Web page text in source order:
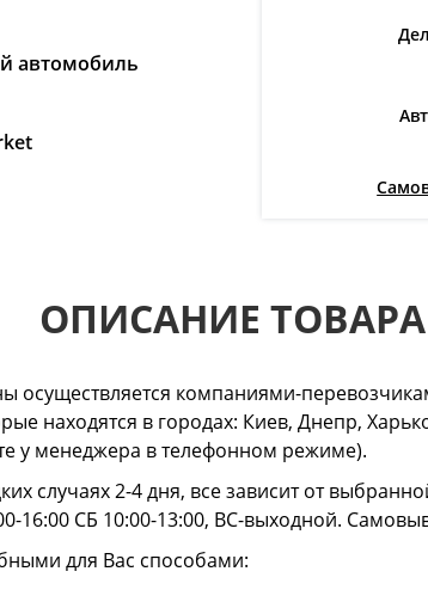
автомобиль
ОПИСАНИЕ ТОВАРА
осуществляется компаниями-
находятся в городах: Киев, Днепр,
у менеджера в телефонном режиме).
случаях 2-4 дня, все зависит от
16:00 СБ 10:00-13:00, ВС-выходной.
для Вас способами: